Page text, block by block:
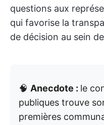
questions aux
qui favorise la
de décision au sein
🧠 Anecdote : le
publiques trouve
premières